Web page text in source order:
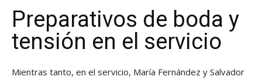
Preparativos de boda y
tensión en el servicio
Mientras tanto, en el servicio, María Fernández y Salvador